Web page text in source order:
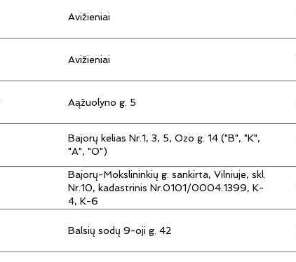
Avižieniai
Avižieniai
Aąžuolyno g. 5
Bajorų kelias Nr.1, 3, 5, Ozo g. 14 ("B", "K",
"A", "O")
Bajorų-Mokslininkių g. sankirta, Vilniuje, skl.
Nr.10, kadastrinis Nr.0101/0004:1399, K-
4, K-6
Balsių sodų 9-oji g. 42